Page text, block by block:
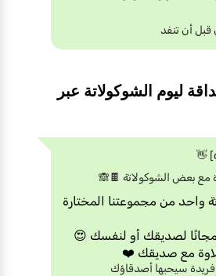
قبل أن تنفد
ليوم الشوكولاتة عبر
مع بعض الشوكولاتة 🍫🙈
واحد من مجموعتنا المختارة
لصديقك أو لنفسك 😍
مع صديقك ❤️
فريدة سيحبها أصدقاؤك